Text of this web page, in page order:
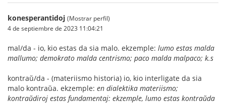
konesperantidoj (Mostrar perfil)
4 de septiembre de 2023 11:04:21
mal/da - io, kio estas da sia malo. ekzemple: lumo estas malda
mallumo; demokrato malda centrismo; paco malda malpaco; k.s
kontraŭ/da - (materiismo historia) io, kio interligate da sia
malo kontraŭa. ekzemple: en dialektika materiismo;
kontraŭdiroj estas fundamentaj: ekzemple, lumo estas kontraŭda